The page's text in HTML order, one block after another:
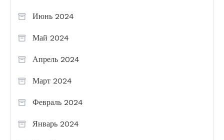
Июнь 2024
Май 2024
Апрель 2024
Март 2024
Февраль 2024
Январь 2024